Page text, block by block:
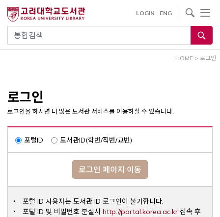
건
통합검색
LOGIN ENG
사이트내 검색
HOME > 로그인
로그인
로그인을 하시면 더 많은 도서관 서비스를 이용하실 수 있습니다.
포털ID 도서관ID(학번/직번/교번)
로그인 페이지 이동
포털 ID 사용자는 도서관 ID 로그인이 불가합니다.
포털 ID 및 비밀번호 분실시 http://portal.korea.ac.krOpens a
접속 후